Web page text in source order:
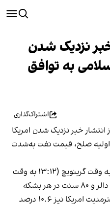
نزدیک شدن
به توافق
اشتراک‌گذاری
انتشار خبر نزدیک شدن امریکا
صلح، قیمت نفت به‌شدت
بهای نفت برنت تا ساعت ۱۰:۴۲ به وقت گرینویچ (۱۳:۱۲ به وقت
تهران) با افت ۹.۲ درصدی به ۹۹ دالر و ۸۰ سنت در هر بشکه
رسید. نفت خام وست‌تگزاس اینترمدیت امریکا نیز ۱۰.۶ درصد